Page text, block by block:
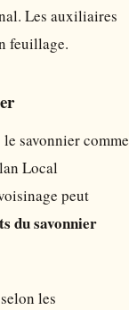
Les auxiliaires
feuillage.
savonnier comme
Local
peut
du savonnier
les